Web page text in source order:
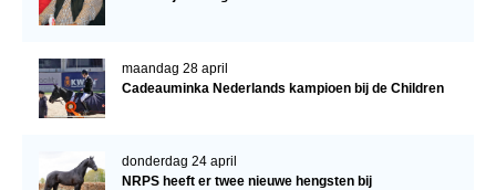
maandag 28 april
Cadeauminka Nederlands kampioen bij de Children
donderdag 24 april
NRPS heeft er twee nieuwe hengsten bij